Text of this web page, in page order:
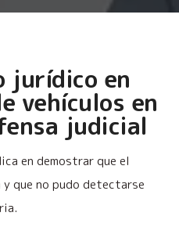
jurídico en
vehículos en
judicial
en demostrar que el
que no pudo detectarse